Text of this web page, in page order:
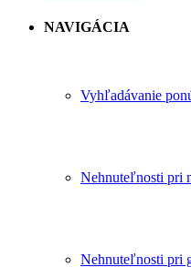
NAVIGÁCIA
Vyhľadávanie
Nehnuteľnosti pri
Nehnuteľnosti pri